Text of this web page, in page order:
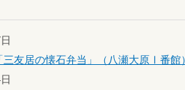
三友居の懐石弁当」（八瀬大原Ⅰ番館）